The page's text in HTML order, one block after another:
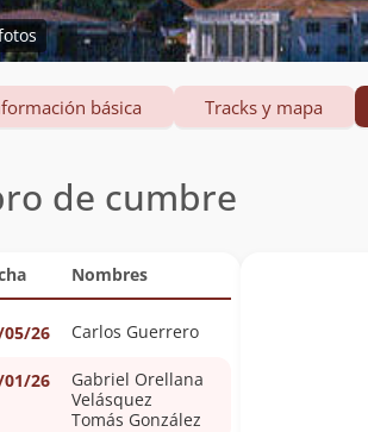
básica Tracks y mapa
de cumbre
Nombres
05/26 Carlos Guerrero
01/26
Gabriel Orellana
Velásquez
Tomás González